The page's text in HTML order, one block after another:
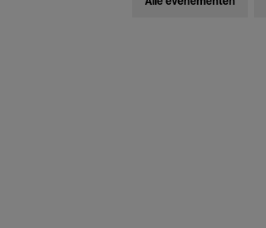
Alle evenementen